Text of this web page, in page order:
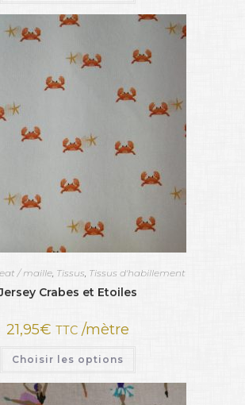
/ maille Tissus Tissus d'habillement
Crabes et Etoiles
21,95€ TTC/mètre
Choisir les options